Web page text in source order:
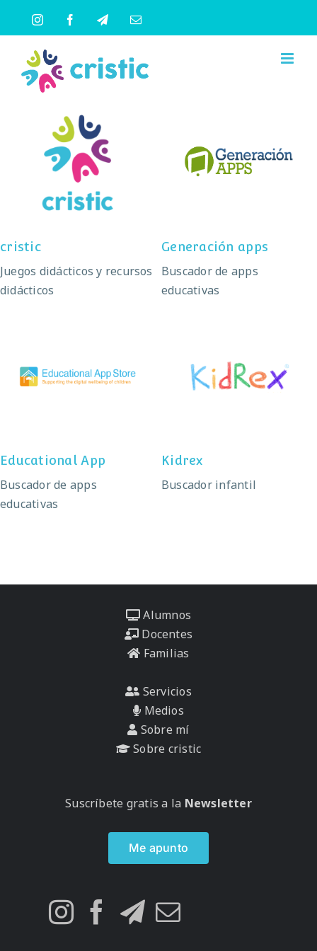
contenido
InstagramFacebookTelegramCorreo
cristic
cristic
Juegos didácticos y recursos
didácticos
Generación apps
Generación apps
Buscador de apps
educativas
Educational App
Educational App
Buscador de apps
educativas
Kidrex
Kidrex
Buscador infantil
Alumnos
Docentes
Familias
Servicios
Medios
Sobre mí
Sobre cristic
Suscríbete gratis a la Newsletter
Me apunto